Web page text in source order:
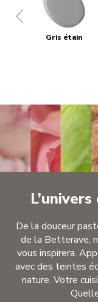
Gris étain
De la douceur
de la Betterave,
vous inspirera.
avec des teintes
nature. Votre